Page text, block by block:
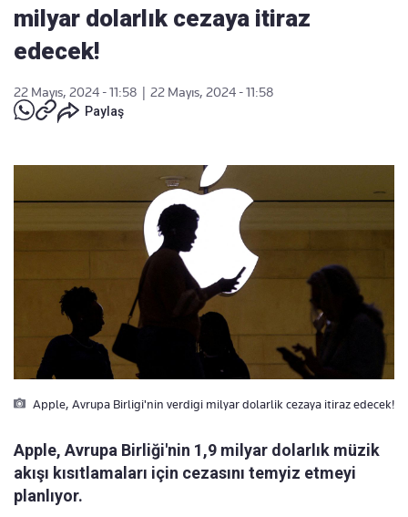
milyar dolarlık cezaya itiraz
edecek!
22 Mayıs, 2024 - 11:58
22 Mayıs, 2024 - 11:58
Paylaş
Apple, Avrupa Birligi'nin verdigi milyar dolarlik cezaya itiraz edecek!
Apple, Avrupa Birliği'nin 1,9 milyar dolarlık müzik
akışı kısıtlamaları için cezasını temyiz etmeyi
planlıyor.